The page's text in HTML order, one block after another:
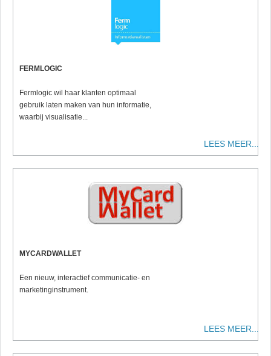
FERMLOGIC
Fermlogic wil haar klanten optimaal
gebruik laten maken van hun informatie,
waarbij visualisatie...
LEES MEER...
MYCARDWALLET
Een nieuw, interactief communicatie- en
marketinginstrument.
LEES MEER...